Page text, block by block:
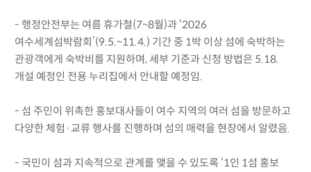
- 행정안전부는 여름 휴가철(7~8월)과 ‘2026
여수세계섬박람회’(9.5.~11.4.) 기간 중 1박 이상 섬에 숙박하는
관광객에게 숙박비를 지원하며, 세부 기준과 신청 방법은 5.18.
개설 예정인 전용 누리집에서 안내할 예정임.
- 섬 주민이 위촉한 홍보대사들이 여수 지역의 여러 섬을 방문하고
다양한 체험·교류 행사를 진행하며 섬의 매력을 현장에서 알렸음.
- 국민이 섬과 지속적으로 관계를 맺을 수 있도록 ‘1인 1섬 홍보